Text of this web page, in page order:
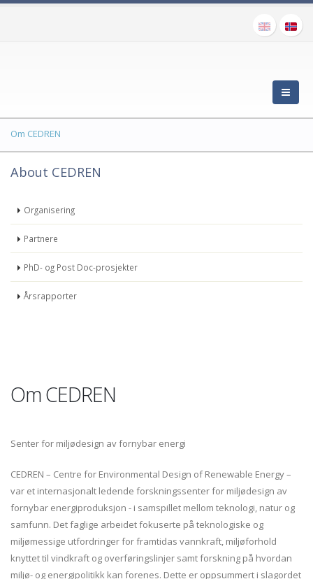
Om CEDREN
About CEDREN
Organisering
Partnere
PhD- og Post Doc-prosjekter
Årsrapporter
Om CEDREN
Senter for miljødesign av fornybar energi
CEDREN – Centre for Environmental Design of Renewable Energy –
var et internasjonalt ledende forskningssenter for miljødesign av
fornybar energiproduksjon - i samspillet mellom teknologi, natur og
samfunn. Det faglige arbeidet fokuserte på teknologiske og
miljømessige utfordringer for framtidas vannkraft, miljøforhold
knyttet til vindkraft og overføringslinjer samt forskning på hvordan
miljø- og energipolitikk kan forenes. Dette er oppsummert i slagordet